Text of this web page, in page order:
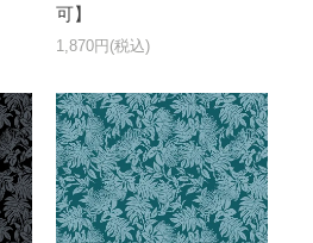
可】
1,870円(税込)